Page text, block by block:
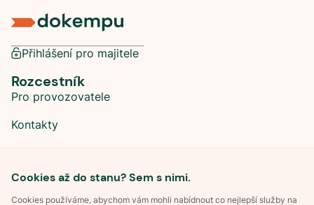
Cookies až do stanu? Sem s nimi.
Cookies používáme, abychom vám mohli nabídnout co nejlepší služby na
Přihlášení pro majitele
Rozcestník
Pro provozovatele
Kontakty